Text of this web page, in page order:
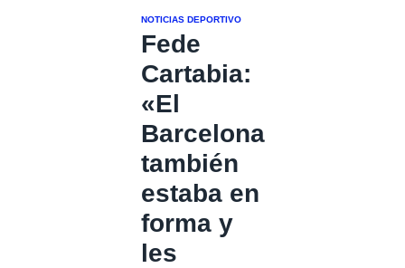
NOTICIAS DEPORTIVO
Fede
Cartabia:
«El
Barcelona
también
estaba en
forma y
les